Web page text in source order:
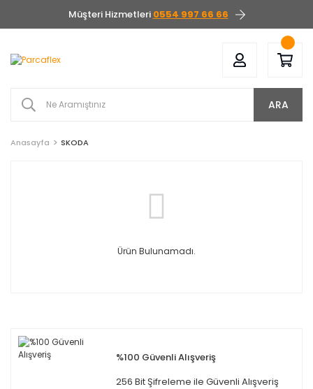
Müşteri Hizmetleri 0554 997 66 66
ARA
Anasayfa SKODA
Ürün Bulunamadı.
%100 Güvenli Alışveriş
256 Bit Şifreleme ile Güvenli Alışveriş